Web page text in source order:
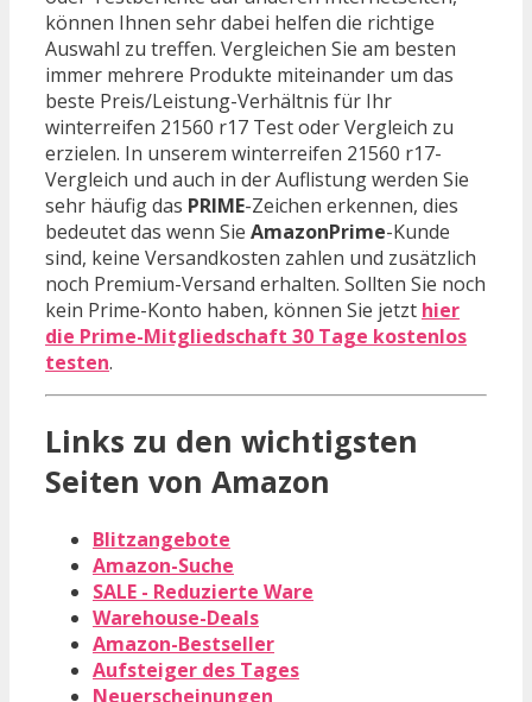
können Ihnen sehr dabei helfen die richtige
Auswahl zu treffen. Vergleichen Sie am besten
immer mehrere Produkte miteinander um das
beste Preis/Leistung-Verhältnis für Ihr
winterreifen 21560 r17 Test oder Vergleich zu
erzielen. In unserem winterreifen 21560 r17-
Vergleich und auch in der Auflistung werden Sie
sehr häufig das PRIME-Zeichen erkennen, dies
bedeutet das wenn Sie AmazonPrime-Kunde
sind, keine Versandkosten zahlen und zusätzlich
noch Premium-Versand erhalten. Sollten Sie noch
kein Prime-Konto haben, können Sie jetzt hier
die Prime-Mitgliedschaft 30 Tage kostenlos
testen.
Links zu den wichtigsten
Seiten von Amazon
Blitzangebote
Amazon-Suche
SALE - Reduzierte Ware
Warehouse-Deals
Amazon-Bestseller
Aufsteiger des Tages
Neuerscheinungen